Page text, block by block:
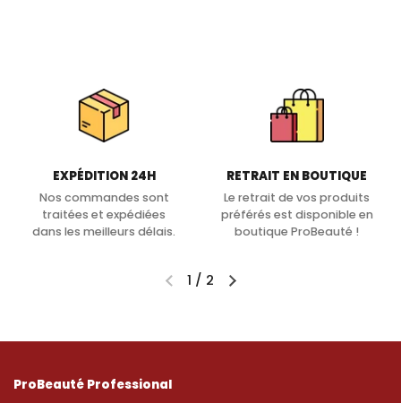
EXPÉDITION 24H
Nos commandes sont
traitées et expédiées
dans les meilleurs délais.
RETRAIT EN BOUTIQUE
Le retrait de vos produits
préférés est disponible en
boutique ProBeauté !
1 / 2
ProBeauté Professional